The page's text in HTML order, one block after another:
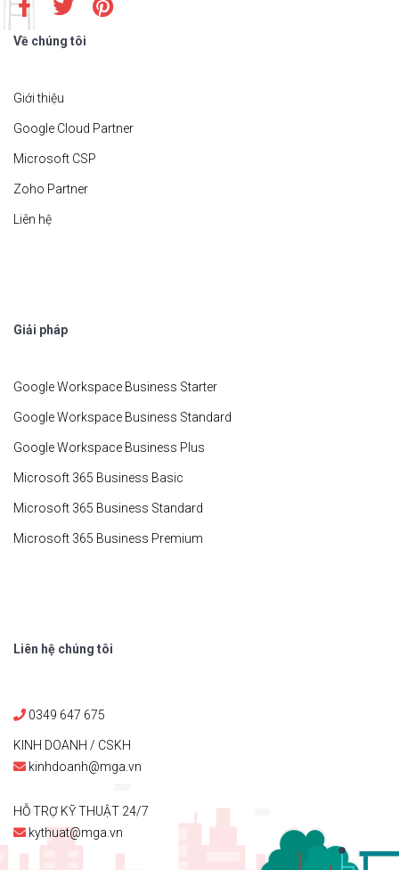
Về chúng tôi
Giới thiệu
Google Cloud Partner
Microsoft CSP
Zoho Partner
Liên hệ
Giải pháp
Google Workspace Business Starter
Google Workspace Business Standard
Google Workspace Business Plus
Microsoft 365 Business Basic
Microsoft 365 Business Standard
Microsoft 365 Business Premium
Liên hệ chúng tôi
0349 647 675
KINH DOANH / CSKH
kinhdoanh@mga.vn
HỖ TRỢ KỸ THUẬT 24/7
kythuat@mga.vn